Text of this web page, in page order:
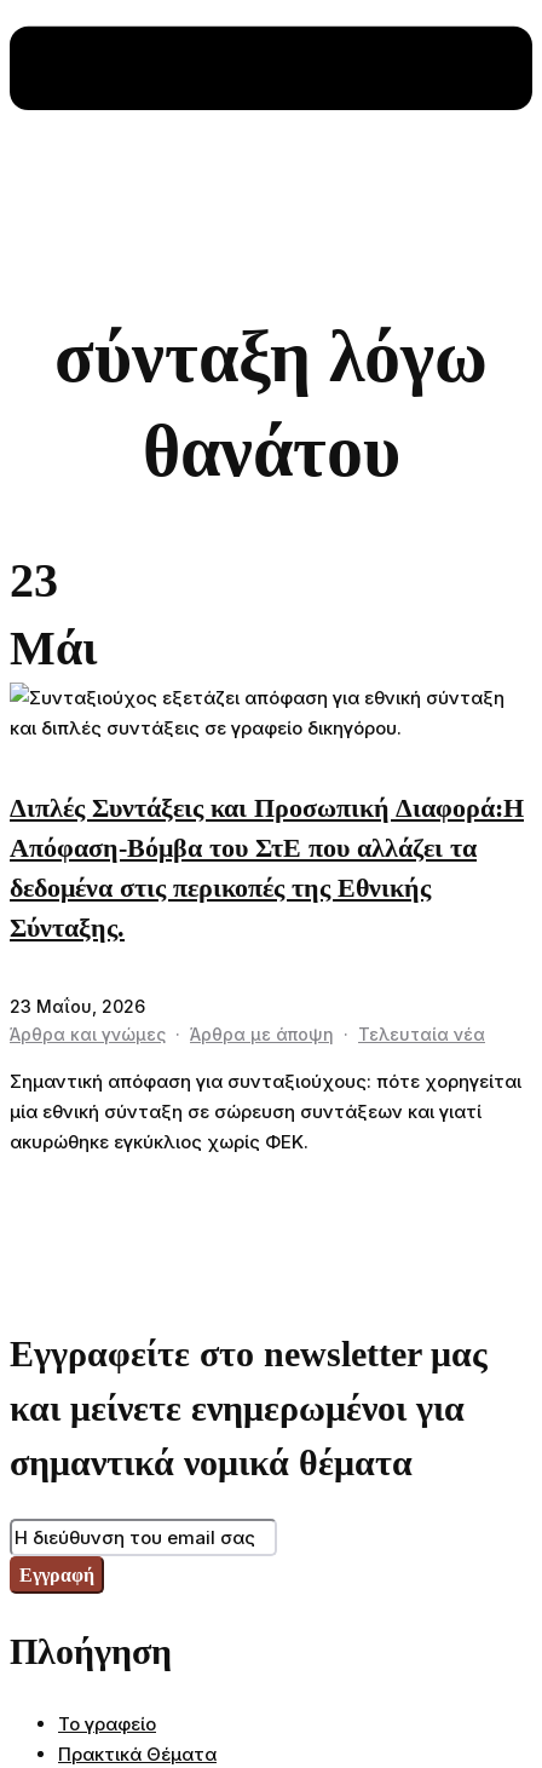
σύνταξη λόγω
θανάτου
23
Μάι
Διπλές Συντάξεις και Προσωπική Διαφορά:Η
Απόφαση-Βόμβα του ΣτΕ που αλλάζει τα
δεδομένα στις περικοπές της Εθνικής
Σύνταξης.
23 Μαΐου, 2026
Άρθρα και γνώμες · Άρθρα με άποψη · Τελευταία νέα
Σημαντική απόφαση για συνταξιούχους: πότε χορηγείται
μία εθνική σύνταξη σε σώρευση συντάξεων και γιατί
ακυρώθηκε εγκύκλιος χωρίς ΦΕΚ.
Εγγραφείτε στο newsletter μας
και μείνετε ενημερωμένοι για
σημαντικά νομικά θέματα
Πλοήγηση
Το γραφείο
Πρακτικά Θέματα